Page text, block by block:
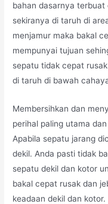
bahan dasarnya
sekiranya di taruh di
menjamur maka bakal
mempunyai tujuan
sepatu tidak cepat
di taruh di bawah
Membersihkan dan
perihal paling utama
Apabila sepatu jarang
dekil. Anda pasti tidak
sepatu dekil dan kotor
bakal cepat rusak dan
keadaan dekil dan kotor.